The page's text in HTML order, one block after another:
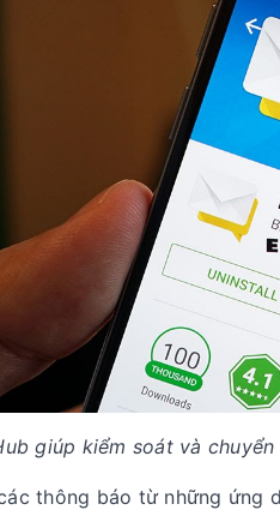
giúp kiểm soát và
thông báo từ những ứng